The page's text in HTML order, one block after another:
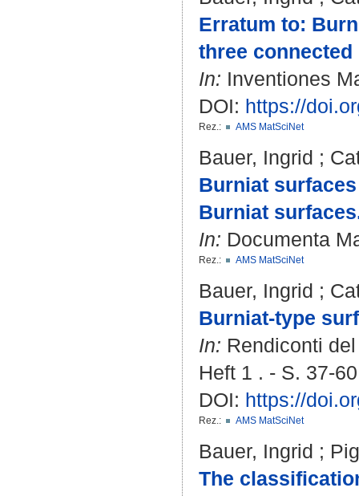
Erratum to:
three
In: Inventiones
DOI: https://
Rez.: AMS MatSciNet
Bauer, Ingrid ;
Burniat
Burniat
In: Documenta
Rez.: AMS MatSciNet
Bauer, Ingrid ;
Burniat-type
In: Rendiconti
Heft 1 . - S. 37-
DOI: https://
Rez.: AMS MatSciNet
Bauer, Ingrid ;
The